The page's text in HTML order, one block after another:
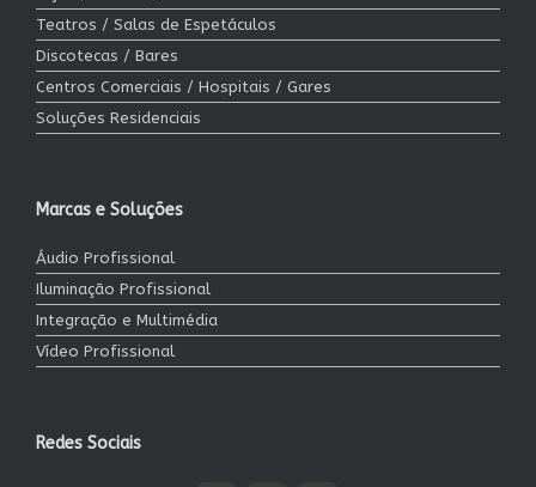
Teatros / Salas de Espetáculos
Discotecas / Bares
Centros Comerciais / Hospitais / Gares
Soluções Residenciais
Marcas e Soluções
Áudio Profissional
Iluminação Profissional
Integração e Multimédia
Vídeo Profissional
Redes Sociais